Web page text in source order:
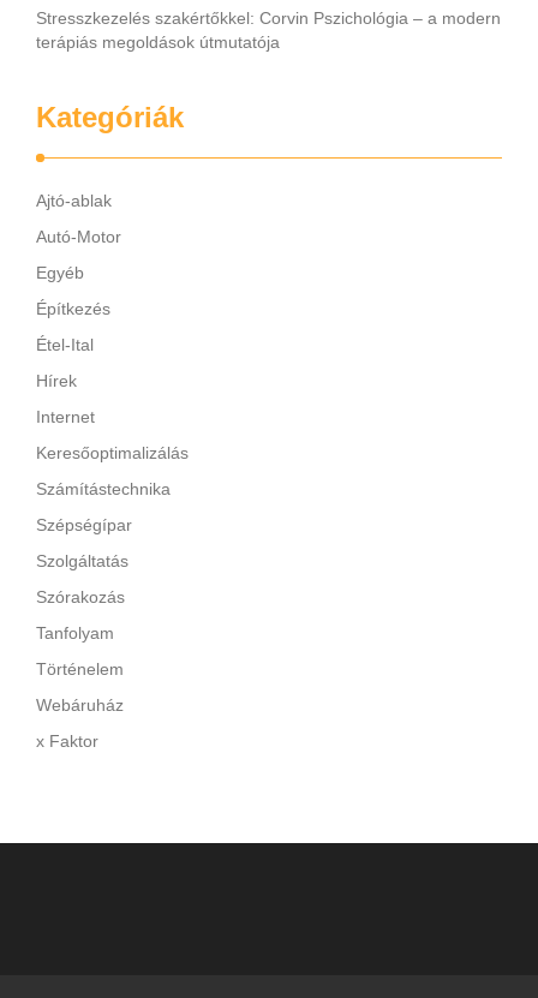
Stresszkezelés szakértőkkel: Corvin Pszichológia – a modern
terápiás megoldások útmutatója
Kategóriák
Ajtó-ablak
Autó-Motor
Egyéb
Építkezés
Étel-Ital
Hírek
Internet
Keresőoptimalizálás
Számítástechnika
Szépségípar
Szolgáltatás
Szórakozás
Tanfolyam
Történelem
Webáruház
x Faktor